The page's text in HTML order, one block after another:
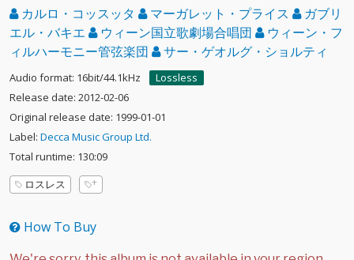
カルロ・コッスッタ マーガレット・プライス
ガブリ
エル・バキエ
ウィーン国立歌劇場合唱団
ウィーン・フ
ィルハーモニー管弦楽団
サー・ゲオルグ・ショルティ
Audio format: 16bit/44.1kHz
Lossless
Release date: 2012-02-06
Original release date: 1999-01-01
Label: Decca Music Group Ltd.
Total runtime: 130:09
ロスレス
How To Buy